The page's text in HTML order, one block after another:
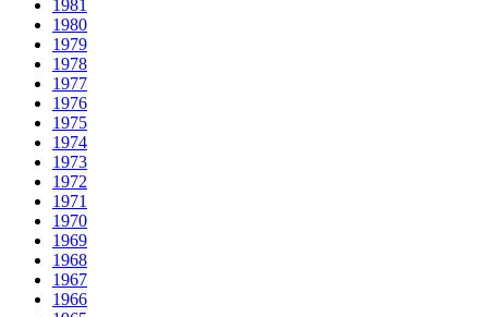
1981
1980
1979
1978
1977
1976
1975
1974
1973
1972
1971
1970
1969
1968
1967
1966